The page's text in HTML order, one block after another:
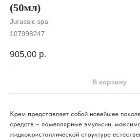
(50мл)
Jurassic spa
107998247
905,00 р.
В корзину
Крем представляет собой новейшее
средств – ламеллярные эмульсии,
жидкокристаллической структуре